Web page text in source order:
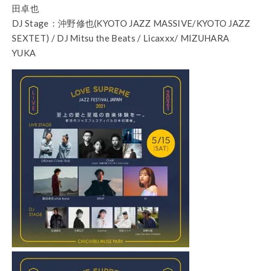
田卓也
DJ Stage：沖野修也(KYOTO JAZZ MASSIVE/KYOTO JAZZ
SEXTET) / DJ Mitsu the Beats / Licaxxx/ MIZUHARA
YUKA